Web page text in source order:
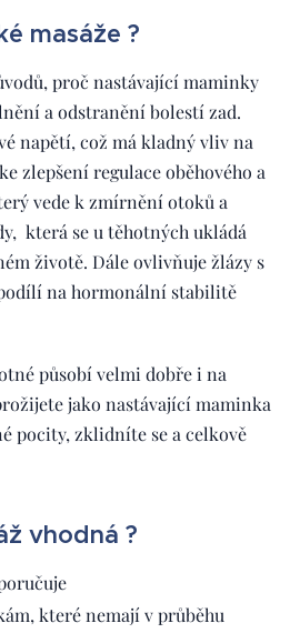
masáže ?
proč nastávající maminky
a odstranění bolestí zad.
napětí, což má kladný vliv na
zlepšení regulace oběhového a
vede k zmírnění otoků a
která se u těhotných ukládá
životě. Dále ovlivňuje žlázy s
na hormonální stabilitě
působí velmi dobře i na
jako nastávající maminka
pocity, zklidníte se a celkově
vhodná ?
které nemají v průběhu